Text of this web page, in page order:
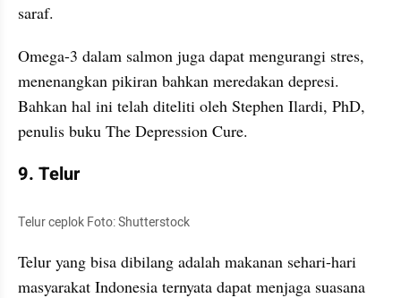
saraf.
Omega-3 dalam salmon juga dapat mengurangi stres,
menenangkan pikiran bahkan meredakan depresi.
Bahkan hal ini telah diteliti oleh Stephen Ilardi, PhD,
penulis buku The Depression Cure.
9. Telur
Telur ceplok Foto: Shutterstock
Telur yang bisa dibilang adalah makanan sehari-hari
masyarakat Indonesia ternyata dapat menjaga suasana